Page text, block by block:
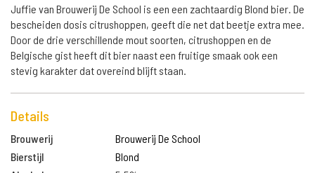
Juffie van Brouwerij De School is een een zachtaardig Blond bier. De
bescheiden dosis citrushoppen, geeft die net dat beetje extra mee.
Door de drie verschillende mout soorten, citrushoppen en de
Belgische gist heeft dit bier naast een fruitige smaak ook een
stevig karakter dat overeind blijft staan.
Details
Brouwerij
Brouwerij De School
Bierstijl
Blond